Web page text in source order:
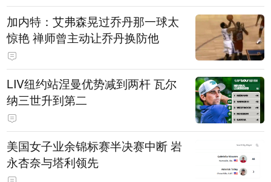
加内特：艾弗森晃过乔丹那一球太
惊艳 禅师曾主动让乔丹换防他
LIV纽约站涅曼优势减到两杆 瓦尔
纳三世升到第二
美国女子业余锦标赛半决赛中断 岩
永杏奈与塔利领先